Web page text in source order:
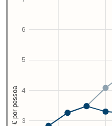
3
4
5
6
€ por pessoa